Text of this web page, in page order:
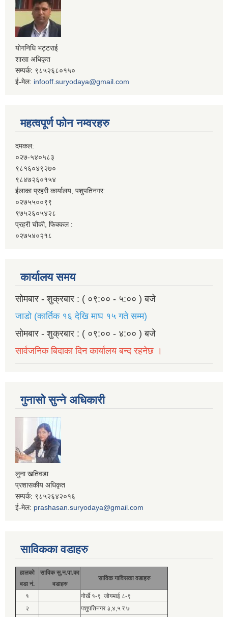
योगनिधि भट्टराई
शाखा अधिकृत
सम्पर्क: ९८५२६८०१५०
ई-मेल: infooff.suryodaya@gmail.com
महत्वपूर्ण फोन नम्वरहरु
दमकल:
०२७-५४०५८३
९८१६०४९२७०
९८४७२६०१५४
ईलाका प्रहरी कार्यालय, पशुपतिनगर:
०२७५५००९९
९७५२६०५४२८
प्रहरी चौकी, फिक्कल :
०२७५४०२१८
कार्यालय समय
सोमबार - शुक्रबार : ( ०९:०० - ५:०० ) बजे
जाडो (कार्तिक १६ देखि माघ १५ गते सम्म)
सोमबार - शुक्रबार : ( ०९:०० - ४:०० ) बजे
सार्वजनिक बिदाका दिन कार्यालय बन्द रहनेछ ।
गुनासो सुन्ने अधिकारी
लुना खतिवडा
प्रशासकीय अधिकृत
सम्पर्क: ९८५२६४२०१६
ई-मेल: prashasan.suryodaya@gmail.com
साविकका वडाहरु
हालको
वडा नं.
साविक सु.न.पा.का
वडाहरु
साविक गाविसका वडाहरु
१
गोर्खे १-९ जोगमाई ८-९
२
पशुपतिनगर ३,४,५ र ७